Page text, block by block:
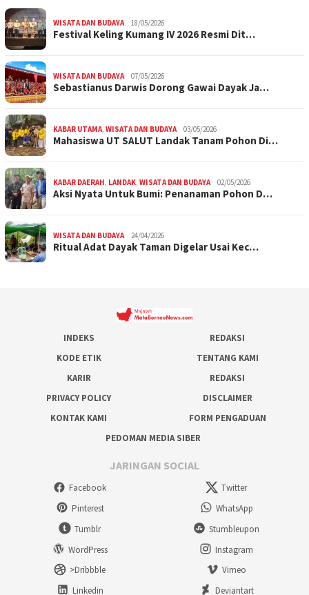
WISATA DAN BUDAYA 18/05/2026
Festival Keling Kumang IV 2026 Resmi Dit…
WISATA DAN BUDAYA 07/05/2026
Sebastianus Darwis Dorong Gawai Dayak Ja…
KABAR UTAMA, WISATA DAN BUDAYA 03/05/2026
Mahasiswa UT SALUT Landak Tanam Pohon Di…
KABAR DAERAH, LANDAK, WISATA DAN BUDAYA 02/05/2026
Aksi Nyata Untuk Bumi: Penanaman Pohon D…
WISATA DAN BUDAYA 24/04/2026
Ritual Adat Dayak Taman Digelar Usai Kec…
INDEKS
REDAKSI
KODE ETIK
TENTANG KAMI
KARIR
REDAKSI
PRIVACY POLICY
DISCLAIMER
KONTAK KAMI
FORM PENGADUAN
PEDOMAN MEDIA SIBER
JARINGAN SOCIAL
Facebook
Twitter
Pinterest
WhatsApp
Tumblr
Stumbleupon
WordPress
Instagram
>Dribbble
Vimeo
Linkedin
Deviantart